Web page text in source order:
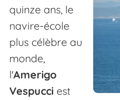
quinze ans, le
navire-école
plus célèbre au
monde,
l'Amerigo
Vespucci est